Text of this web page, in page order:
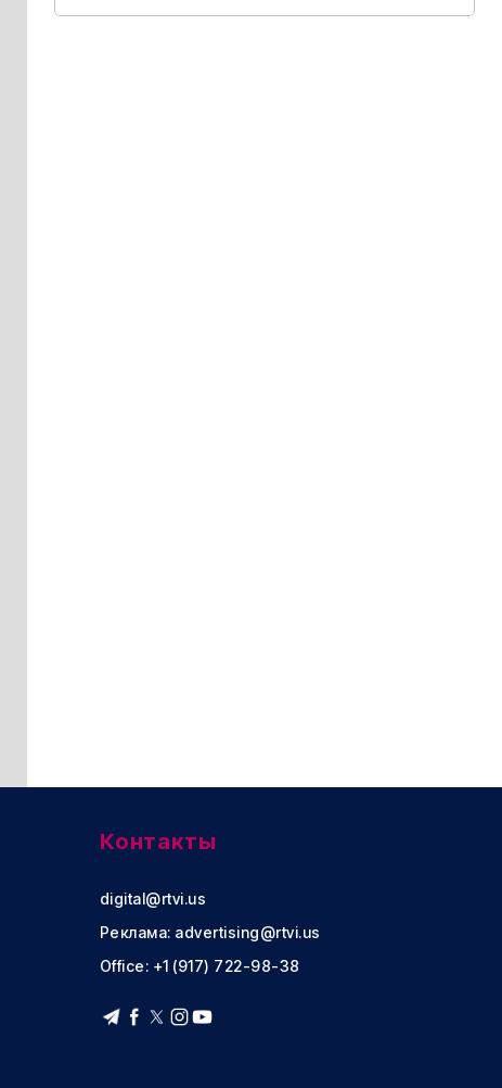
Контакты
digital@rtvi.us
Реклама: advertising@rtvi.us
Office: +1 (917) 722-98-38